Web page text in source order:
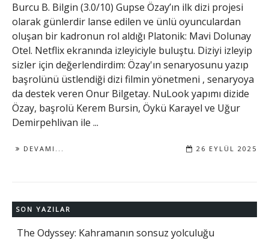
Burcu B. Bilgin (3.0/10) Gupse Özay’ın ilk dizi projesi
olarak günlerdir lanse edilen ve ünlü oyunculardan
oluşan bir kadronun rol aldığı Platonik: Mavi Dolunay
Otel. Netflix ekranında izleyiciyle buluştu. Diziyi izleyip
sizler için değerlendirdim: Özay'ın senaryosunu yazıp
başrolünü üstlendiği dizi filmin yönetmeni , senaryoya
da destek veren Onur Bilgetay. NuLook yapımı dizide
Özay, başrolü Kerem Bursin, Öykü Karayel ve Uğur
Demirpehlivan ile ...
DEVAMI... 26 EYLÜL 2025
SON YAZILAR
The Odyssey: Kahramanın sonsuz yolculuğu